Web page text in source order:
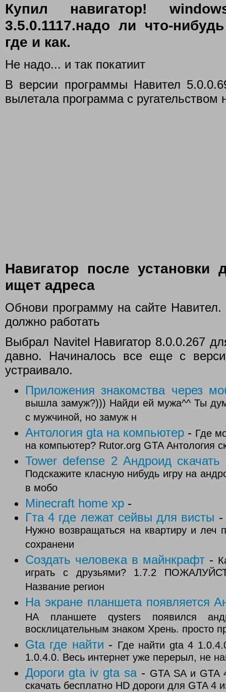
Купил навигатор!
3.5.0.1117.надо ли что-
где и как.
Не надо... и так покатиит
В версии программы Навител
вылетала программа с ругательством
Навигатор после установки
ищет адреса
Обнови программу на сайте
должно работать
Выбрал Navitel Навигатор 8.0.0.267
давно. Начиналось все еще с
устраивало.
Приложения знакомства через
вышла замуж?))) Найди ей мужа^^ Ты
с мужчиной, но замуж н
Антология gta на компьютер - Где
на компьютер? Rutor.org GTA Антология
Tower defense 2 Андроид скачать
Подскажите класную нибудь игру на
в мобо
Minecraft home xp -
Гта 4 где лежат сейвы для висты
Нужно возвращаться на квартиру и леч
сохранени
Создать человека в майнкрафт-
играть с друзьями? 1.7.2
Название регион
На экране планшета появляется
НА планшете qysters появился
восклицательным знаком Хрень. просто
Gta где найти - Где найти gta 4
1.0.4.0. Весь интернет уже перерыл, не
Дороги gta iv gta sa- GTA SA и GTA
скачать бесплатно HD дороги для GTA 4